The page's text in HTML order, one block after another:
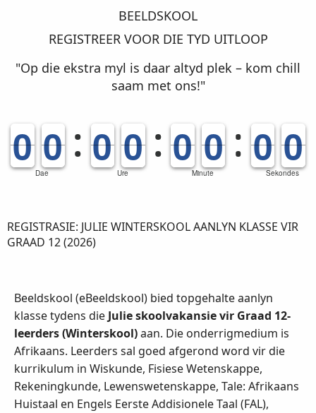
BEELDSKOOL
REGISTREER VOOR DIE TYD UITLOOP
"Op die ekstra myl is daar altyd plek – kom chill
saam met ons!"
Dae
9
9
0
0 9
9
0
0
Ure
9
9
0
0 9
9
0
0
Minute
9
9
0
0 9
9
0
0
Sekondes
9
9
0
0 9
9
0
0
REGISTRASIE: JULIE WINTERSKOOL AANLYN KLASSE VIR
GRAAD 12 (2026)
Beeldskool (eBeeldskool) bied topgehalte aanlyn
klasse tydens die Julie skoolvakansie vir Graad 12-
leerders (Winterskool)aan. Die onderrigmedium is
Afrikaans. Leerders sal goed afgerond word vir die
kurrikulum in Wiskunde, Fisiese Wetenskappe,
Rekeningkunde, Lewenswetenskappe, Tale: Afrikaans
Huistaal en Engels Eerste Addisionele Taal (FAL),